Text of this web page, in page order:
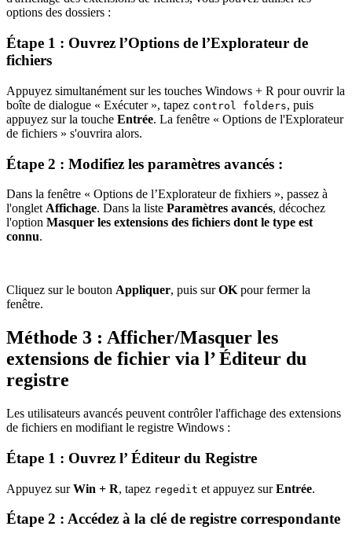
options des dossiers :
Étape 1 : Ouvrez l’Options de l’Explorateur de
fichiers
Appuyez simultanément sur les touches Windows + R pour ouvrir la
boîte de dialogue « Exécuter », tapez control folders, puis
appuyez sur la touche Entrée. La fenêtre « Options de l'Explorateur
de fichiers » s'ouvrira alors.
Étape 2 : Modifiez les paramètres avancés :
Dans la fenêtre « Options de l’Explorateur de fixhiers », passez à
l'onglet Affichage. Dans la liste Paramètres avancés, décochez
l'option Masquer les extensions des fichiers dont le type est
connu.
Cliquez sur le bouton Appliquer, puis surOK pour fermer la
fenêtre.
Méthode 3 : Afficher/Masquer les
extensions de fichier via l’ Éditeur du
registre
Les utilisateurs avancés peuvent contrôler l'affichage des extensions
de fichiers en modifiant le registre Windows :
Étape 1 : Ouvrez l’ Éditeur du Registre
Appuyez surWin + R, tapez regedit et appuyez surEntrée.
Étape 2 : Accédez à la clé de registre correspondante